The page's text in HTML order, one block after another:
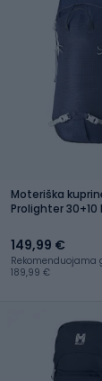
Moteriška
Prolighter 30+10
149,99 €
Rekomenduojama
189,99 €